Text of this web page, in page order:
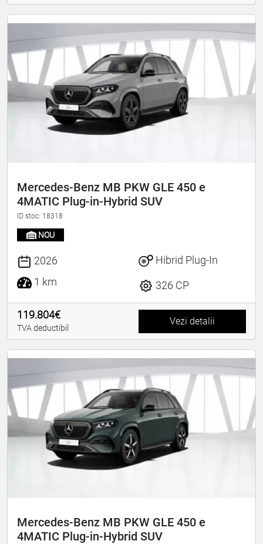
Mercedes-Benz MB PKW GLE 450 e
4MATIC Plug-in-Hybrid SUV
ID stoc: 18318
NOU
2026
1 km
Hibrid Plug-In
326 CP
119.804€
TVA deductibil
Vezi detalii
Mercedes-Benz MB PKW GLE 450 e
4MATIC Plug-in-Hybrid SUV